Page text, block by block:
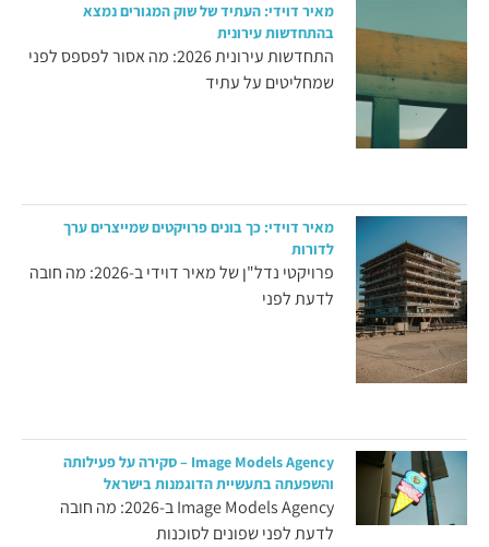
מאיר דוידי: העתיד של שוק המגורים נמצא
בהתחדשות עירונית
התחדשות עירונית 2026: מה אסור לפספס לפני
שמחליטים על עתיד
מאיר דוידי: כך בונים פרויקטים שמייצרים ערך
לדורות
פרויקטי נדל"ן של מאיר דוידי ב-2026: מה חובה
לדעת לפני
Image Models Agency – סקירה על פעילותה
והשפעתה בתעשיית הדוגמנות בישראל
Image Models Agency ב-2026: מה חובה
לדעת לפני שפונים לסוכנות